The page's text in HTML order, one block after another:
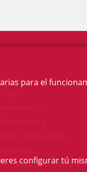
(Young Advocacy
para el
configurar tú